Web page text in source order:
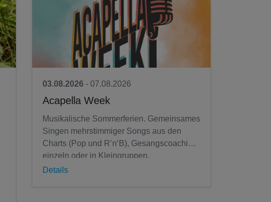
03.08.2026 - 07.08.2026
Acapella Week
Musikalische Sommerferien. Gemeinsames
Singen mehrstimmiger Songs aus den
Charts (Pop und R’n‘B), Gesangscoaching
einzeln oder in Kleingruppen,
Bühnenperformance-Workshop, inklusive
Details